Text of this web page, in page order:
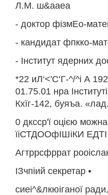
Л.М. ш&ааеа
- доктор фізмЕо-
- кандидат фпкко-
- Інститут ядерних
*22 иЛ‘<'С‘Г-^/^і А
01.75.01 нра
Кхїг-142, буяъа.
0 дксср'ї оцією можна.
їіСТДООфІШіКИ ЕДТІ
Агтррсфррат
ІЗчпіий секретар •
сиеі^&лкюіганої